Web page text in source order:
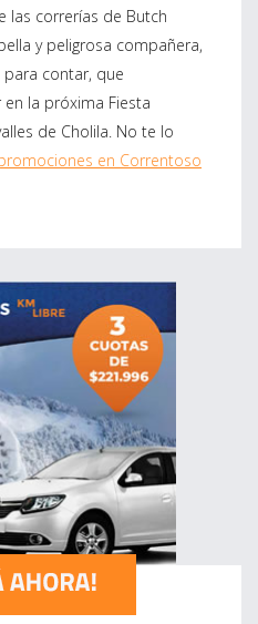
las correrías de Butch
y peligrosa compañera,
para contar, que
la próxima Fiesta
de Cholila. No te lo
en Correntoso